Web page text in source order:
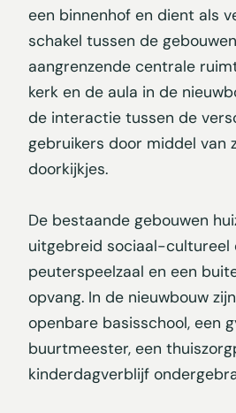
een binnenhof en dient als
schakel tussen de
aangrenzende centrale
kerk en de aula in de
de interactie tussen de
gebruikers door middel van
doorkijkjes.
De bestaande gebouwen
uitgebreid sociaal-cultureel
peuterspeelzaal en een
opvang. In de nieuwbouw
openbare basisschool, een
buurtmeester, een
kinderdagverblijf